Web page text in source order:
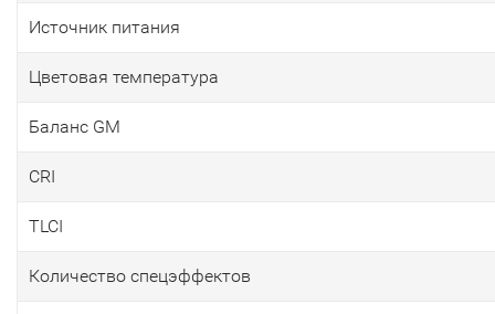
Источник питания
Цветовая температура
Баланс GM
CRI
TLCI
Количество спецэффектов